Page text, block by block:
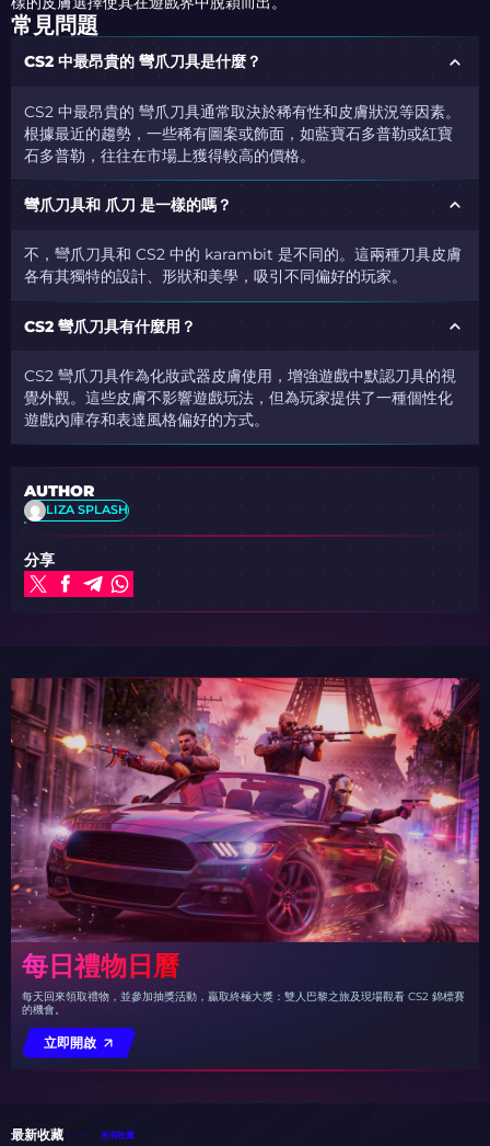
常見問題
CS2 中最昂貴的 彎爪刀具是什麼？
CS2 中最昂貴的 彎爪刀具通常取決於稀有性和皮膚狀況等因素。
根據最近的趨勢，一些稀有圖案或飾面，如藍寶石多普勒或紅寶
石多普勒，往往在市場上獲得較高的價格。
彎爪刀具和 爪刀 是一樣的嗎？
不，彎爪刀具和 CS2 中的 karambit 是不同的。這兩種刀具皮膚
各有其獨特的設計、形狀和美學，吸引不同偏好的玩家。
CS2 彎爪刀具有什麼用？
CS2 彎爪刀具作為化妝武器皮膚使用，增強遊戲中默認刀具的視
覺外觀。這些皮膚不影響遊戲玩法，但為玩家提供了一種個性化
遊戲內庫存和表達風格偏好的方式。
AUTHOR
LIZA SPLASH
分享
每日禮物日曆
每天回來領取禮物，並參加抽獎活動，贏取終極大獎：雙人巴黎之旅及現場觀看 CS2 錦標賽
的機會。
立即開啟
最新收藏 所有收藏